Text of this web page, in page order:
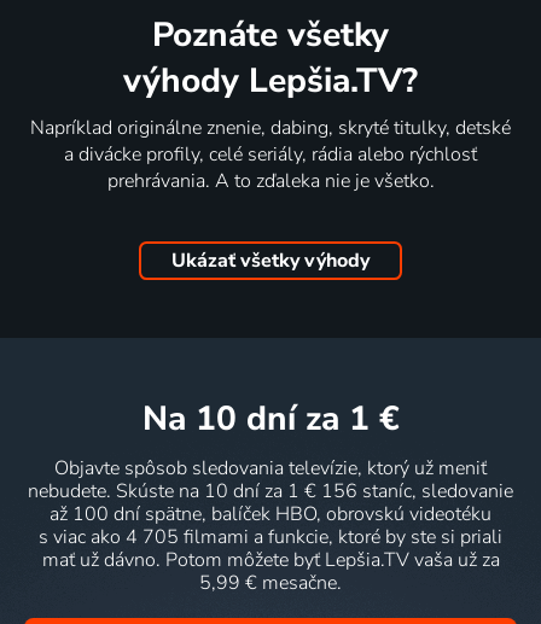
Poznáte všetky
výhody Lepšia.TV?
Napríklad originálne znenie, dabing, skryté titulky, detské
a divácke profily, celé seriály, rádia alebo rýchlosť
prehrávania. A to zďaleka nie je všetko.
Ukázať všetky výhody
na 10 dní za 1 €
Objavte spôsob sledovania televízie, ktorý už meniť
nebudete. Skúste na 10 dní za 1 € 156 staníc, sledovanie
až 100 dní spätne, balíček HBO, obrovskú videotéku
s viac ako 4 705 filmami a funkcie, ktoré by ste si priali
mať už dávno. Potom môžete byť Lepšia.TV vaša už za
5,99 € mesačne.